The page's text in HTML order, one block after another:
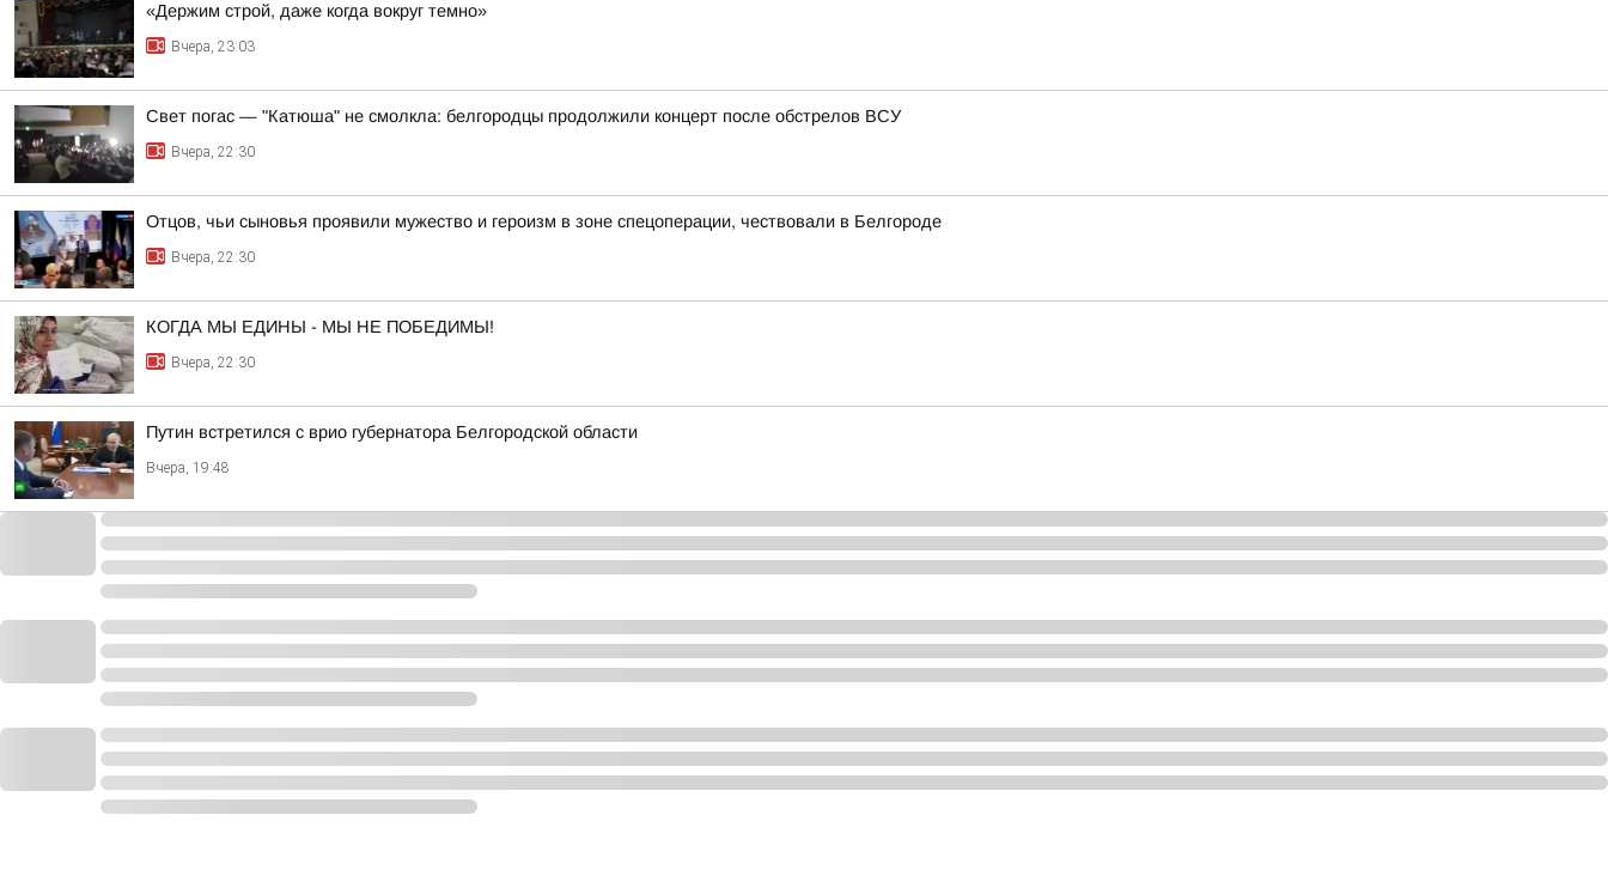
«Держим строй, даже когда вокруг темно»
Вчера, 23:03
Свет погас — "Катюша" не смолкла: белгородцы продолжили концерт после обстрелов ВСУ
Вчера, 22:30
Отцов, чьи сыновья проявили мужество и героизм в зоне спецоперации, чествовали в Белгороде
Вчера, 22:30
КОГДА МЫ ЕДИНЫ - МЫ НЕ ПОБЕДИМЫ!
Вчера, 22:30
Путин встретился с врио губернатора Белгородской области
Вчера, 19:48